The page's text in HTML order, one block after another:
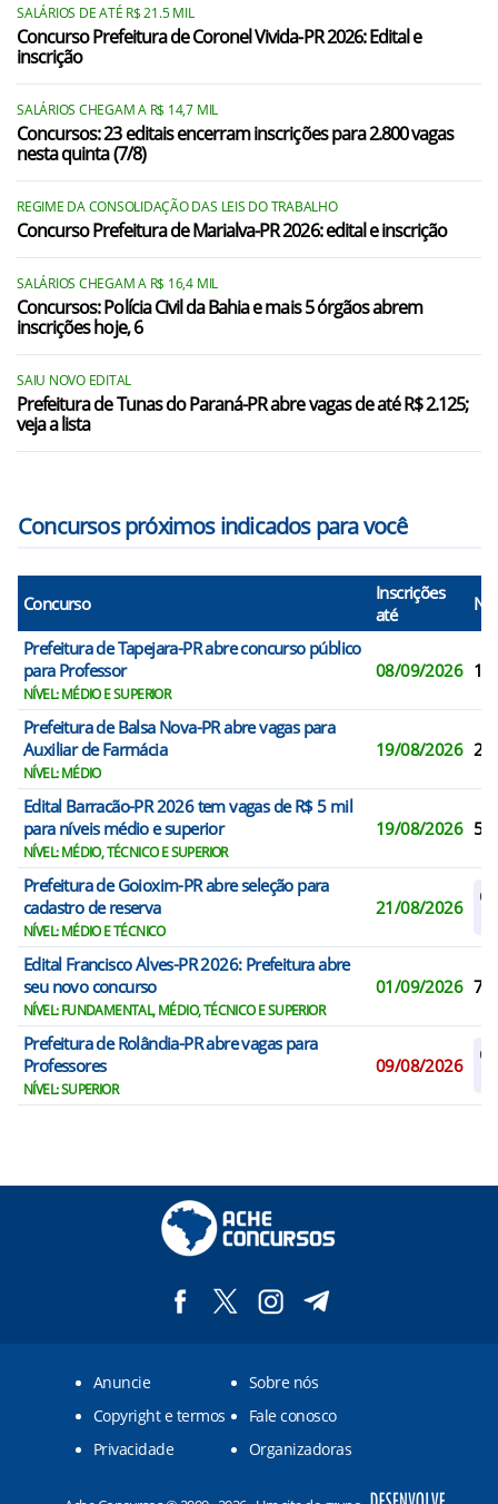
SALÁRIOS DE ATÉ R$ 21.5 MIL
Concurso Prefeitura de Coronel Vivida-PR 2026: Edital e
inscrição
SALÁRIOS CHEGAM A R$ 14,7 MIL
Concursos: 23 editais encerram inscrições para 2.800 vagas
nesta quinta (7/8)
REGIME DA CONSOLIDAÇÃO DAS LEIS DO TRABALHO
Concurso Prefeitura de Marialva-PR 2026: edital e inscrição
SALÁRIOS CHEGAM A R$ 16,4 MIL
Concursos: Polícia Civil da Bahia e mais 5 órgãos abrem
inscrições hoje, 6
SAIU NOVO EDITAL
Prefeitura de Tunas do Paraná-PR abre vagas de até R$ 2.125;
veja a lista
Concursos próximos indicados para você
Concurso
Inscrições
até
N°
Prefeitura de Tapejara-PR abre concurso público
para Professor
NÍVEL: MÉDIO E SUPERIOR
08/09/2026 11
Prefeitura de Balsa Nova-PR abre vagas para
Auxiliar de Farmácia
NÍVEL: MÉDIO
19/08/2026 2
Edital Barracão-PR 2026 tem vagas de R$ 5 mil
para níveis médio e superior
NÍVEL: MÉDIO, TÉCNICO E SUPERIOR
19/08/2026 5
Prefeitura de Goioxim-PR abre seleção para
cadastro de reserva
NÍVEL: MÉDIO E TÉCNICO
21/08/2026
Edital Francisco Alves-PR 2026: Prefeitura abre
seu novo concurso
NÍVEL: FUNDAMENTAL, MÉDIO, TÉCNICO E SUPERIOR
01/09/2026 7
Prefeitura de Rolândia-PR abre vagas para
Professores
NÍVEL: SUPERIOR
09/08/2026
Anuncie
Sobre nós
Copyright e termos
Fale conosco
Privacidade
Organizadoras